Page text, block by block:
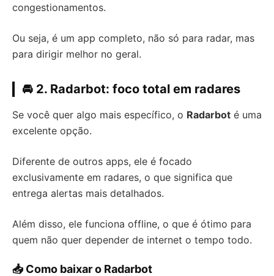
congestionamentos.
Ou seja, é um app completo, não só para radar, mas
para dirigir melhor no geral.
🚘 2. Radarbot: foco total em radares
Se você quer algo mais específico, o Radarbot é uma
excelente opção.
Diferente de outros apps, ele é focado
exclusivamente em radares, o que significa que
entrega alertas mais detalhados.
Além disso, ele funciona offline, o que é ótimo para
quem não quer depender de internet o tempo todo.
📥 Como baixar o Radarbot